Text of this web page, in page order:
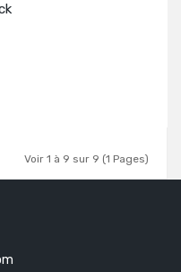
Voir 1 à 9 sur 9 (1 Pages)